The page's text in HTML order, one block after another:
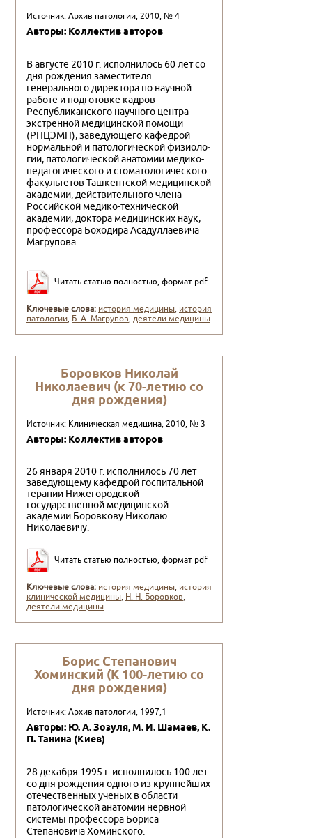
Источник: Архив патологии, 2010, № 4
Авторы: Коллектив авторов
В августе 2010 г. исполнилось 60 лет со
дня рождения заместителя
генерального директора по научной
работе и подготовке кадров
Республиканского научного центра
экстренной медицинской помощи
(РНЦЭМП), заведую­щего кафедрой
нормальной и патологической физиоло­
гии, патологической анатомии медико-
педагогического и стоматологического
факультетов Ташкентской меди­цинской
академии, действительного члена
Российской медико-технической
академии, доктора медицинских наук,
профессора Боходира Асадуллаевича
Магрупова.
Читать статью полностью, формат pdf
Ключевые слова: история медицины, история
патологии, Б. А. Магрупов,деятели медицины
Боровков Николай
Николаевич (к 70-летию со
дня рождения)
Источник: Клиническая медицина, 2010, № 3
Авторы: Коллектив авторов
26 января 2010 г. исполнилось 70 лет
заведующему кафедрой госпитальной
терапии Нижегородской
государственной меди­цинской
академии Боровкову Николаю
Николаевичу.
Читать статью полностью, формат pdf
Ключевые слова: история медицины, история
клинической медицины, Н. Н. Боровков,
деятели медицины
Борис Степанович
Хоминский (К 100-летию со
дня рождения)
Источник: Архив патологии, 1997,1
Авторы: Ю. А. Зозуля, М. И. Шамаев, К.
П. Танина (Киев)
28 декабря 1995 г. исполнилось 100 лет
со дня рож­дения одного из крупнейших
отечественных ученых в области
патологической анатомии нервной
системы профессора Бориса
Степановича Хоминского.